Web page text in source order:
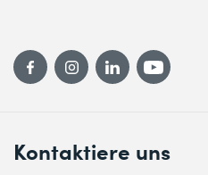
Kontaktiere uns